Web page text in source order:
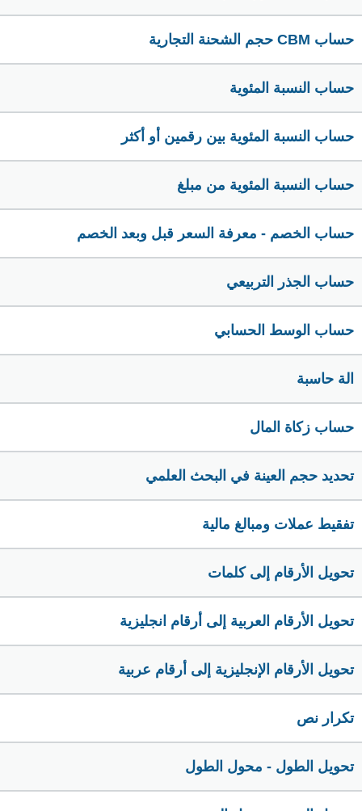
حساب CBM حجم الشحنة التجارية
حساب النسبة المئوية
حساب النسبة المئوية بين رقمين أو أكثر
حساب النسبة المئوية من مبلغ
حساب الخصم - معرفة السعر قبل وبعد الخصم
حساب الجذر التربيعي
حساب الوسط الحسابي
الة حاسبة
حساب زكاة المال
تحديد حجم العينة في البحث العلمي
تفقيط عملات ومبالغ مالية
تحويل الأرقام إلى كلمات
تحويل الأرقام العربية إلى أرقام انجليزية
تحويل الأرقام الإنجليزية إلى أرقام عربية
تكرار نص
تحويل الطول - محول الطول